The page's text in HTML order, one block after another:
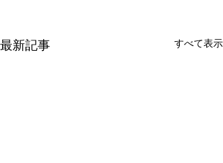
最新記事 すべて表示